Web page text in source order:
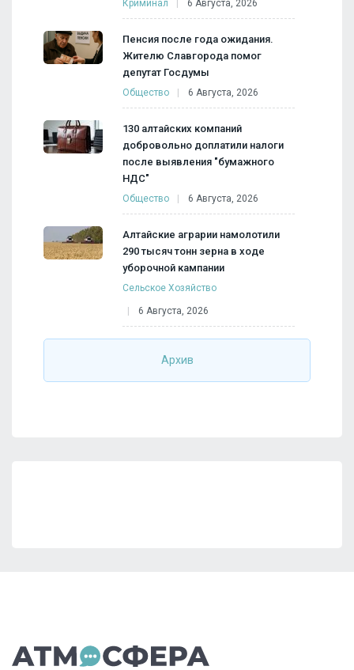
Криминал 6 Августа, 2026
Пенсия после года ожидания.
Жителю Славгорода помог
депутат Госдумы
Общество 6 Августа, 2026
130 алтайских компаний
добровольно доплатили налоги
после выявления "бумажного
НДС"
Общество 6 Августа, 2026
Алтайские аграрии намолотили
290 тысяч тонн зерна в ходе
уборочной кампании
Сельское Хозяйство
6 Августа, 2026
Архив